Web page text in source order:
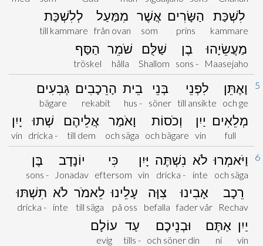
לִשְׁכַּת
kammare
הַשָּׂרִים
prins
אֲשֶׁר
som
מִמַּעַל
från ovan
לְלִשְׁכַּת
till kammare
מַעֲשֵׂיָהוּ
Maasejaho
בֶן
sons -
שַׁלֻּם
Shallom
שֹׁמֵר
hålla
הַסַּף
tröskel
5
וָאֶתֵּן
och ge
לִפְנֵי
till ansikte
בְּנֵי
söner
בֵית
hus -
הָרֵכָבִים
rekabit
גְּבִעִים
bägare
מְלֵאִים
full
יַיִן
vin
וְכֹסוֹת
och bägare
וָאֹמַר
och säga
אֲלֵיהֶם
till dem
שְׁתוּ
dricka -
יָיִן
vin
6
וַיֹּאמְרוּ
och säga
לֹא
inte
נִשְׁתֶּה
dricka -
יָּיִן
vin
כִּי
eftersom
יוֹנָדָב
Jonadav
בֶּן
sons -
רֵכָב
Rechav
אָבִינוּ
fader vår
צִוָּה
befalla
עָלֵינוּ
på oss
לֵאמֹר
till säga
לֹא
inte
תִשְׁתּוּ
dricka -
יַיִן
vin
אַתֶּם
ni
וּבְנֵיכֶם
och söner din
עַד
tills -
עוֹלָם
evig